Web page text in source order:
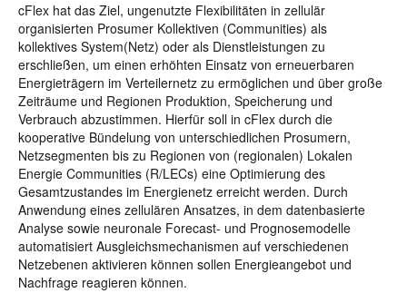
cFlex hat das Ziel, ungenutzte Flexibilitäten in zellulär
organisierten Prosumer Kollektiven (Communities) als
kollektives System(Netz) oder als Dienstleistungen zu
erschließen, um einen erhöhten Einsatz von erneuerbaren
Energieträgern im Verteilernetz zu ermöglichen und über große
Zeiträume und Regionen Produktion, Speicherung und
Verbrauch abzustimmen. Hierfür soll in cFlex durch die
kooperative Bündelung von unterschiedlichen Prosumern,
Netzsegmenten bis zu Regionen von (regionalen) Lokalen
Energie Communities (R/LECs) eine Optimierung des
Gesamtzustandes im Energienetz erreicht werden. Durch
Anwendung eines zellulären Ansatzes, in dem datenbasierte
Analyse sowie neuronale Forecast- und Prognosemodelle
automatisiert Ausgleichsmechanismen auf verschiedenen
Netzebenen aktivieren können sollen Energieangebot und
Nachfrage reagieren können.